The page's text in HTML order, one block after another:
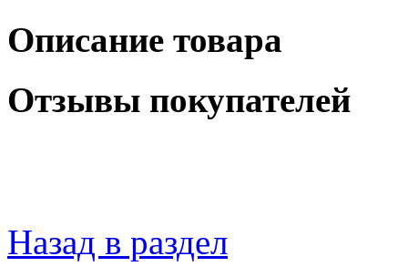
Описание товара
Отзывы покупателей
Назад в раздел